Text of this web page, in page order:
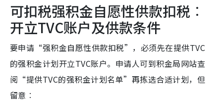
可扣税强积金自愿性供款扣税︰
开立TVC账户及供款条件
要申请“强积金自愿性供款扣税”，必须先在提供TVC
的强积金计划开立TVC账户。申请人可到积金局网站查
阅“提供TVC的强积金计划名单”再拣选合适计划，但
留意︰